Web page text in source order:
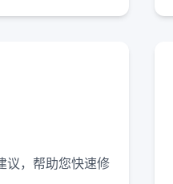
议，帮助您快速修